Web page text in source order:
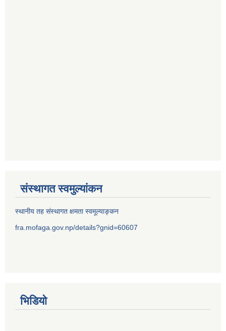
संस्थागत स्वमुल्यांकन
स्थानीय तह संस्थागत क्षमता स्वमूल्याङ्कन
fra.mofaga.gov.np/details?gnid=60607
भिडियो